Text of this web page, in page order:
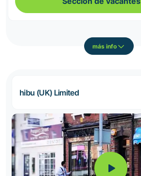
más info
hibu (UK) Limited